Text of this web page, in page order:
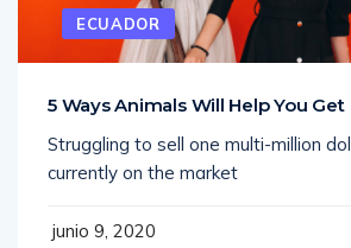
ECUADOR
5 Ways Animals Will Help You Get
Struggling to sell one multi-million
currently on the market
junio 9, 2020